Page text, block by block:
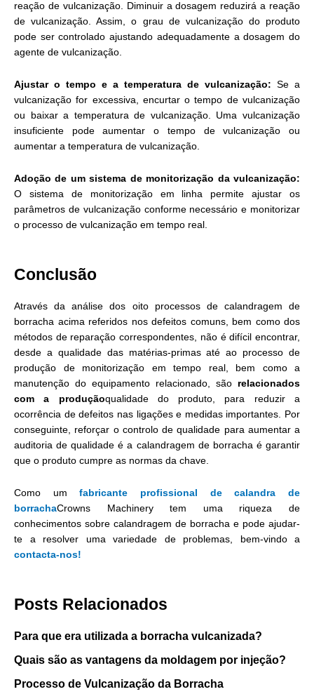
reação de vulcanização. Diminuir a dosagem reduzirá a reação
de vulcanização. Assim, o grau de vulcanização do produto
pode ser controlado ajustando adequadamente a dosagem do
agente de vulcanização.
Ajustar o tempo e a temperatura de vulcanização: Se a
vulcanização for excessiva, encurtar o tempo de vulcanização
ou baixar a temperatura de vulcanização. Uma vulcanização
insuficiente pode aumentar o tempo de vulcanização ou
aumentar a temperatura de vulcanização.
Adoção de um sistema de monitorização da vulcanização:
O sistema de monitorização em linha permite ajustar os
parâmetros de vulcanização conforme necessário e monitorizar
o processo de vulcanização em tempo real.
Conclusão
Através da análise dos oito processos de calandragem de
borracha acima referidos nos defeitos comuns, bem como dos
métodos de reparação correspondentes, não é difícil encontrar,
desde a qualidade das matérias-primas até ao processo de
produção de monitorização em tempo real, bem como a
manutenção do equipamento relacionado, são relacionados
com a produçãoqualidade do produto, para reduzir a
ocorrência de defeitos nas ligações e medidas importantes. Por
conseguinte, reforçar o controlo de qualidade para aumentar a
auditoria de qualidade é a calandragem de borracha é garantir
que o produto cumpre as normas da chave.
Como umfabricante profissional de calandra de
borrachaCrowns Machinery tem uma riqueza de
conhecimentos sobre calandragem de borracha e pode ajudar-
te a resolver uma variedade de problemas, bem-vindo a
contacta-nos!
Posts Relacionados
Para que era utilizada a borracha vulcanizada?
Quais são as vantagens da moldagem por injeção?
Processo de Vulcanização da Borracha